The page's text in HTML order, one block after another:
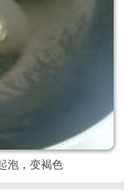
泡，变褐色